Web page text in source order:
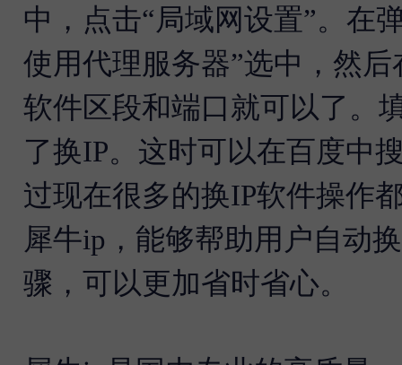
中，点击“局域网设置”。在
使用代理服务器”选中，然
软件区段和端口就可以了。
了换IP。这时可以在百度中
过现在很多的换IP软件操作
犀牛ip，能够帮助用户自动
骤，可以更加省时省心。